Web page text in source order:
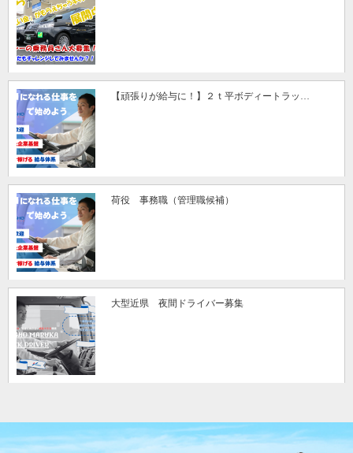
【頑張りが給与に！】２ｔ平ボディートラッ…
荷役 事務職（管理職候補）
大型近県 夜間ドライバー募集